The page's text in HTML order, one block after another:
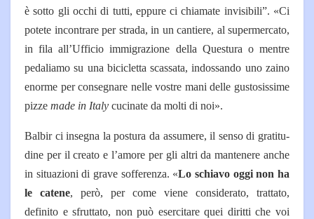
è sotto gli occhi di tutti, eppure ci chiamate invisibili”. «Ci
po­tete incontrare per strada, in un cantiere, al supermercato,
in fila all’Ufficio immigrazione della Questura o mentre
peda­liamo su una bicicletta scassa­ta, indossando uno zaino
enor­me per consegnare nelle vostre mani delle gustosissime
pizze made in Italy cucinate da mol­ti di noi».
Balbir ci insegna la postura da assumere, il senso di gratitu­
dine per il creato e l’amore per gli altri da mantenere anche
in situazioni di grave sofferen­za. «Lo schiavo oggi non ha
le catene, però, per come viene considerato, trattato,
definito e sfruttato, non può esercitare quei diritti che voi